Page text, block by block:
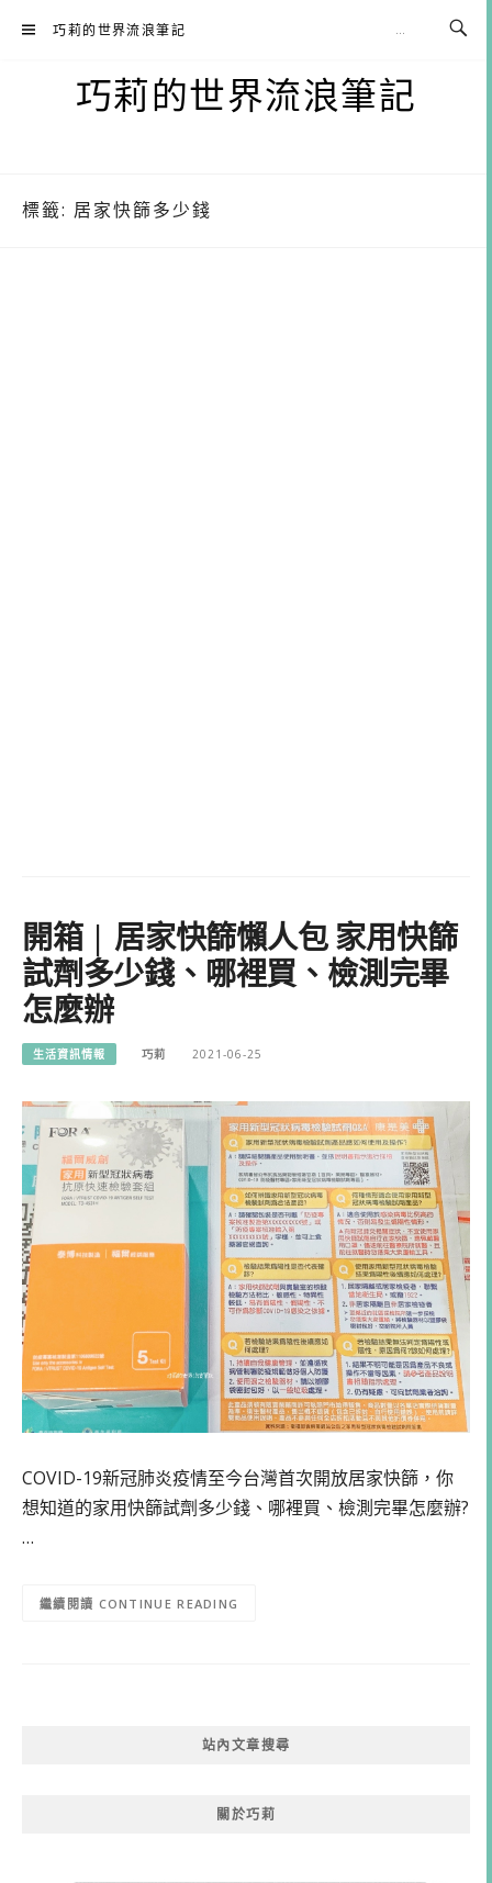
巧莉的世界流浪筆記
巧莉的世界流浪筆記
標籤: 居家快篩多少錢
開箱 | 居家快篩懶人包 家用快篩
試劑多少錢、哪裡買、檢測完畢
怎麼辦
生活資訊情報 巧莉 2021-06-25
COVID-19新冠肺炎疫情至今台灣首次開放居家快篩，你
想知道的家用快篩試劑多少錢、哪裡買、檢測完畢怎麼辦?
…
CONTINUE READING
站內文章搜尋
關於巧莉